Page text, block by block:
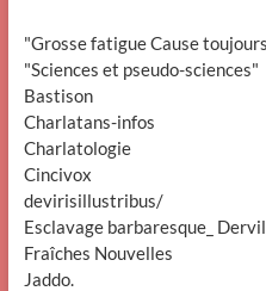
"Grosse fatigue Cause
"Sciences et pseudo-sciences"
Bastison
Charlatans-infos
Charlatologie
Cincivox
devirisillustribus/
Esclavage barbaresque_
Fraîches Nouvelles
Jaddo.